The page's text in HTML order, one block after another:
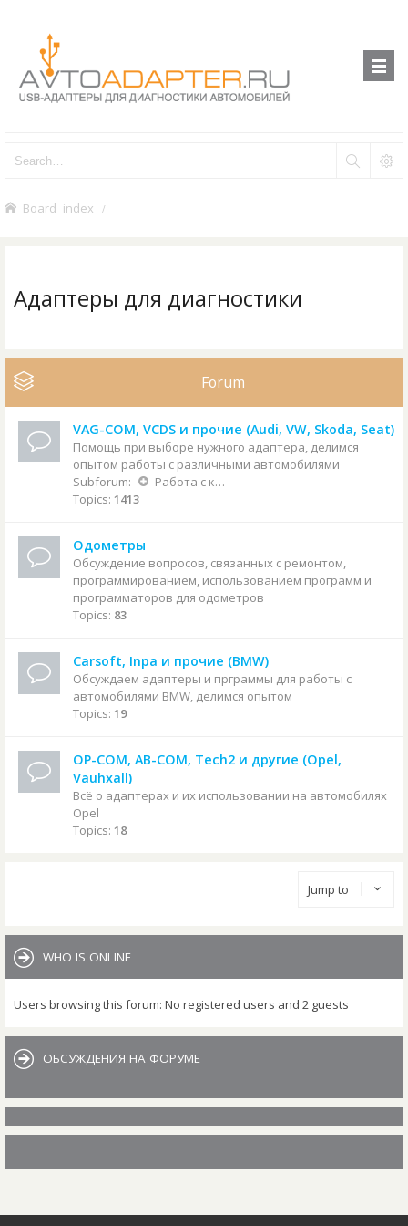
Board index
Адаптеры для диагностики
Forum
VAG-COM, VCDS и прочие (Audi, VW, Skoda, Seat)
Помощь при выборе нужного адаптера, делимся
опытом работы с различными автомобилями
Subforum:
Работа с конкретными автомобилями
Topics: 1413
Одометры
Обсуждение вопросов, связанных с ремонтом,
программированием, использованием программ и
программаторов для одометров
Topics: 83
Carsoft, Inpa и прочие (BMW)
Обсуждаем адаптеры и прграммы для работы с
автомобилями BMW, делимся опытом
Topics: 19
OP-COM, AB-COM, Tech2 и другие (Opel,
Vauhxall)
Всё о адаптерах и их использовании на автомобилях
Opel
Topics: 18
Jump to
WHO IS ONLINE
Users browsing this forum: No registered users and 2 guests
ОБСУЖДЕНИЯ НА ФОРУМЕ